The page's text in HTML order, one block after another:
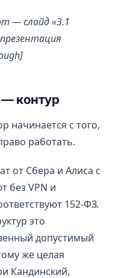
— слайд «3.1
контур
начинается с того,
работать.
от Сбера и Алиса с
без VPN и
152-ФЗ.
это
допустимый
же целая
Кандинский,